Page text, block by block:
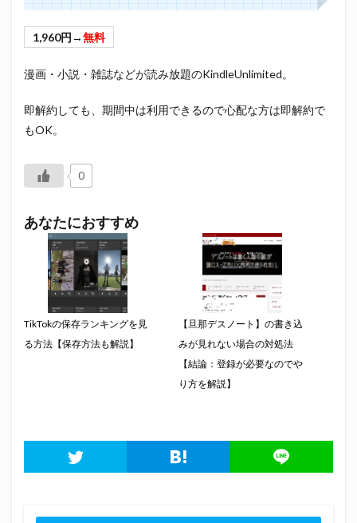
1,960円→無料
漫画・小説・雑誌などが読み放題のKindleUnlimited。
即解約しても、期間中は利用できるので心配な方は即解約で
もOK。
0
あなたにおすすめ
TikTokの保存ランキングを見
る方法【保存方法も解説】
【旦那デスノート】の書き込
みが見れない場合の対処法
【結論：登録が必要なのでや
り方を解説】